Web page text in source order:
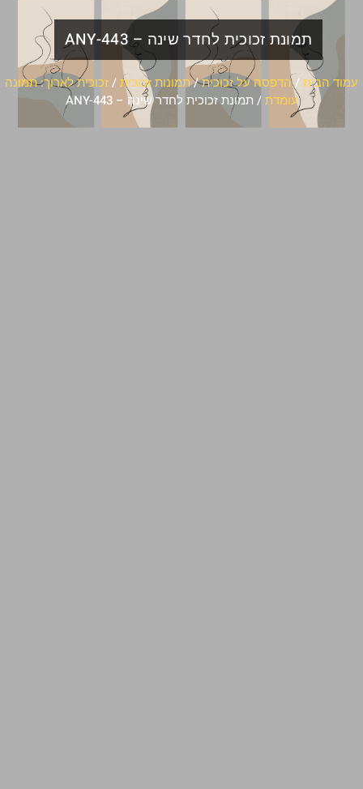
תמונת זכוכית לחדר שינה – ANY-443
עמוד הבית /הדפסה על זכוכית/תמונות זכוכית/זכוכית לארוך: תמונה
עומדת/ תמונת זכוכית לחדר שינה – ANY-443